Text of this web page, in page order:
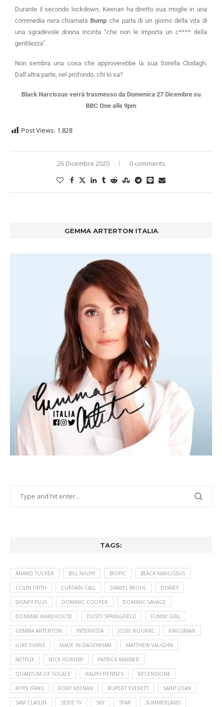
Durante il secondo lockdown, Keenan ha diretto sua moglie in una
commedia nera chiamata Bump che parla di un giorno della vita di
una sgradevole donna incinta “che non le importa un c**** della
gentilezza”.
Non sembra una cosa che approverebbe la sua Sorella Clodagh.
Dall’altra parte, nel profondo, chi lo sa?
Black Narcissus verrà trasmesso da Domenica 27 Dicembre su
BBC One alle 9pm
Post Views: 1.828
26 Dicembre 2020 0 comments
GEMMA ARTERTON ITALIA
TAGS:
ANAND TUCKER BILL NIGHY BIOPIC BLACK NARCISSUS
COLIN FIRTH CURTAIN CALL DANIEL BRUHL DISNEY
DISNEY PLUS DOMINIC COOPER DOMINIC SAVAGE
DONMAR WAREHOUSE DUSTY SPRINGFIELD FUNNY GIRL
GEMMA ARTERTON INTERVISTA JOSIE ROURKE KINGSMAN
LUKE EVANS MADE IN DAGENHAM MATTHEW VAUGHN
NETFLIX NICK HORNBY PATRICK MARBER
QUANTUM OF SOLACE RALPH FIENNES RECENSIONE
RHYS IFANS RORY KEENAN RUPERT EVERETT SAINT JOAN
SAM CLAFLIN SERIE TV SKY STAR SUMMERLAND